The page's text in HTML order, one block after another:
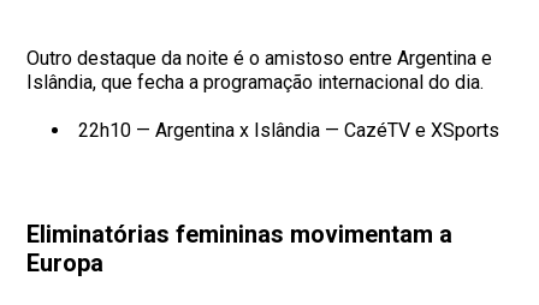
Outro destaque da noite é o amistoso entre Argentina e
Islândia, que fecha a programação internacional do dia.
22h10 — Argentina x Islândia — CazéTV e XSports
Eliminatórias femininas movimentam a
Europa